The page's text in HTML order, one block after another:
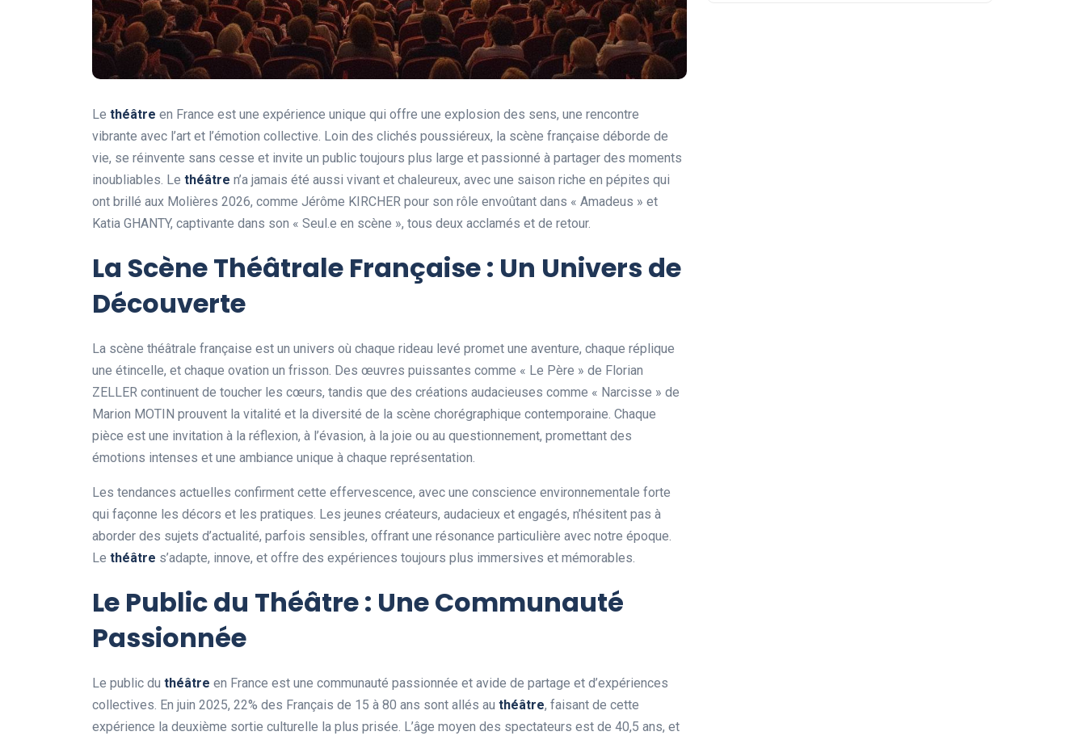
Le théâtre en France est une expérience unique qui offre une explosion des sens, une rencontre
vibrante avec l’art et l’émotion collective. Loin des clichés poussiéreux, la scène française déborde de
vie, se réinvente sans cesse et invite un public toujours plus large et passionné à partager des moments
inoubliables. Le théâtre n’a jamais été aussi vivant et chaleureux, avec une saison riche en pépites qui
ont brillé aux Molières 2026, comme Jérôme KIRCHER pour son rôle envoûtant dans « Amadeus » et
Katia GHANTY, captivante dans son « Seul.e en scène », tous deux acclamés et de retour.
La Scène Théâtrale Française : Un Univers de
Découverte
La scène théâtrale française est un univers où chaque rideau levé promet une aventure, chaque réplique
une étincelle, et chaque ovation un frisson. Des œuvres puissantes comme « Le Père » de Florian
ZELLER continuent de toucher les cœurs, tandis que des créations audacieuses comme « Narcisse » de
Marion MOTIN prouvent la vitalité et la diversité de la scène chorégraphique contemporaine. Chaque
pièce est une invitation à la réflexion, à l’évasion, à la joie ou au questionnement, promettant des
émotions intenses et une ambiance unique à chaque représentation.
Les tendances actuelles confirment cette effervescence, avec une conscience environnementale forte
qui façonne les décors et les pratiques. Les jeunes créateurs, audacieux et engagés, n’hésitent pas à
aborder des sujets d’actualité, parfois sensibles, offrant une résonance particulière avec notre époque.
Le théâtre s’adapte, innove, et offre des expériences toujours plus immersives et mémorables.
Le Public du Théâtre : Une Communauté
Passionnée
Le public du théâtre en France est une communauté passionnée et avide de partage et d’expériences
collectives. En juin 2025, 22% des Français de 15 à 80 ans sont allés au théâtre, faisant de cette
expérience la deuxième sortie culturelle la plus prisée. L’âge moyen des spectateurs est de 40,5 ans, et